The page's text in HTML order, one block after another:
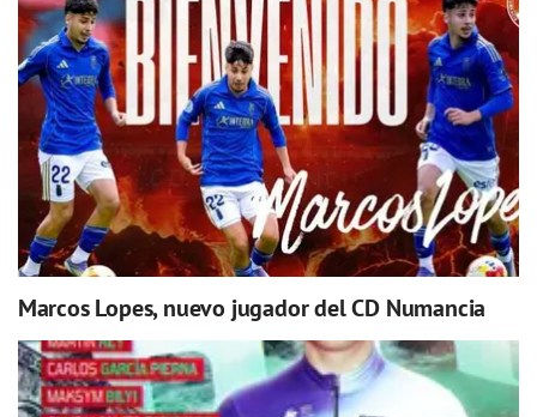
Marcos Lopes, nuevo jugador del CD Numancia